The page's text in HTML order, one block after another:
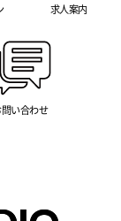
求人案内
い合わせ